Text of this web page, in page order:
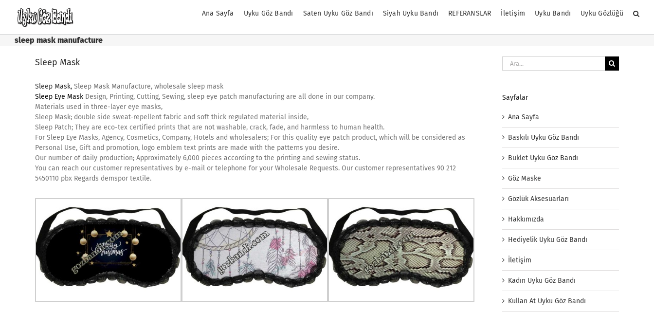
content
Ana Sayfa Uyku Göz Bandı Saten Uyku Göz Bandı Siyah Uyku Bandı REFERANSLAR İletişim Uyku Bandı Uyku Gözlüğü
sleep mask manufacture
Sleep Mask
Sleep Mask, Sleep Mask Manufacture, wholesale sleep mask
Sleep Eye Mask Design, Printing, Cutting, Sewing, sleep eye patch manufacturing are all done in our company.
Materials used in three-layer eye masks,
Sleep Mask; double side sweat-repellent fabric and soft thick regulated material inside,
Sleep Patch; They are eco-tex certified prints that are not washable, crack, fade, and harmless to human health.
For Sleep Eye Masks, Agency, Cosmetics, Company, Hotels and wholesalers; For this quality eye patch product, which will be considered as
Personal Use, Gift and promotion, logo emblem text prints are made with the patterns you desire.
Our number of daily production; Approximately 6,000 pieces according to the printing and sewing status.
You can reach our customer representatives by e-mail or telephone for your Wholesale Requests. Our customer representatives 90 212
5450110 pbx Regards demspor textile.
Ara:
Sayfalar
Ana Sayfa
Baskılı Uyku Göz Bandı
Buklet Uyku Göz Bandı
Göz Maske
Gözlük Aksesuarları
Hakkımızda
Hediyelik Uyku Göz Bandı
İletişim
Kadın Uyku Göz Bandı
Kullan At Uyku Göz Bandı